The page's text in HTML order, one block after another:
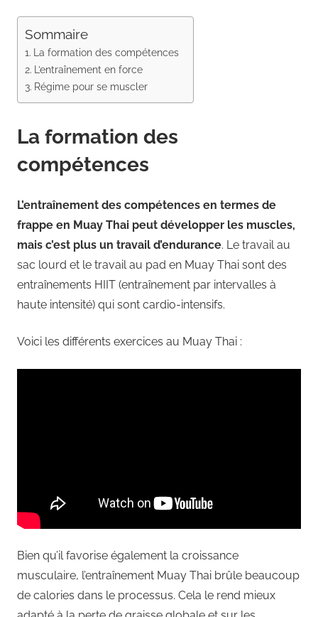
Sommaire
La formation des compétences
L’entraînement en force
Régime pour se muscler
La formation des
compétences
L’entraînement des compétences en termes de
frappe en Muay Thai peut développer les muscles,
mais c’est plus un travail d’endurance. Le travail au
sac lourd et le travail au pad en Muay Thai sont des
entraînements HIIT (entraînement par intervalles à
haute intensité) qui sont cardio-intensifs.
Voici les différents exercices au Muay Thai :
Bien qu’il favorise également la croissance
musculaire, l’entraînement Muay Thai brûle beaucoup
de calories dans le processus. Cela le rend mieux